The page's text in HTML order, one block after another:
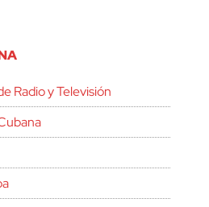
Radio y Televisión